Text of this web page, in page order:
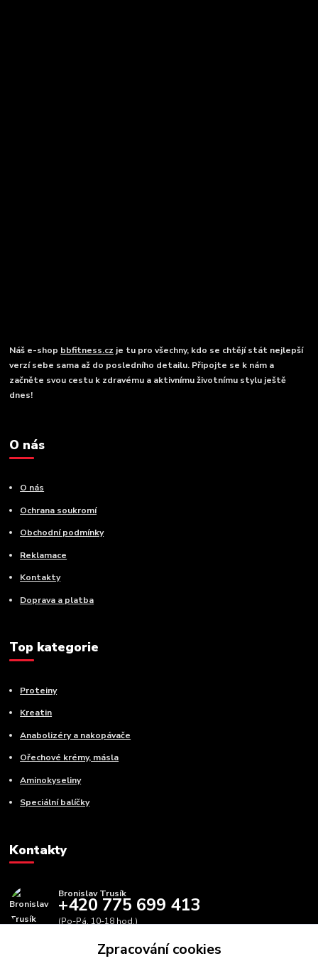
Náš e-shop bbfitness.cz je tu pro všechny, kdo se chtějí stát nejlepší
verzí sebe sama až do posledního detailu. Připojte se k nám a
začněte svou cestu k zdravému a aktivnímu životnímu stylu ještě
dnes!
O nás
O nás
Ochrana soukromí
Obchodní podmínky
Reklamace
Kontakty
Doprava a platba
Top kategorie
Proteiny
Kreatin
Anabolizéry a nakopávače
Ořechové krémy, másla
Aminokyseliny
Speciální balíčky
Kontakty
Bronislav Trusík
+420 775 699 413
(Po-Pá, 10-18 hod.)
info@bbfitness.czZpracování cookies